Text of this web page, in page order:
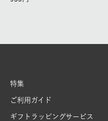
特集
ご利用ガイド
ギフトラッピングサービス